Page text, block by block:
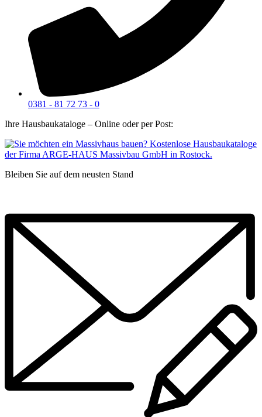
0381 - 81 72 73 - 0
Ihre Hausbaukataloge – Online oder per Post:
Bleiben Sie auf dem neusten Stand